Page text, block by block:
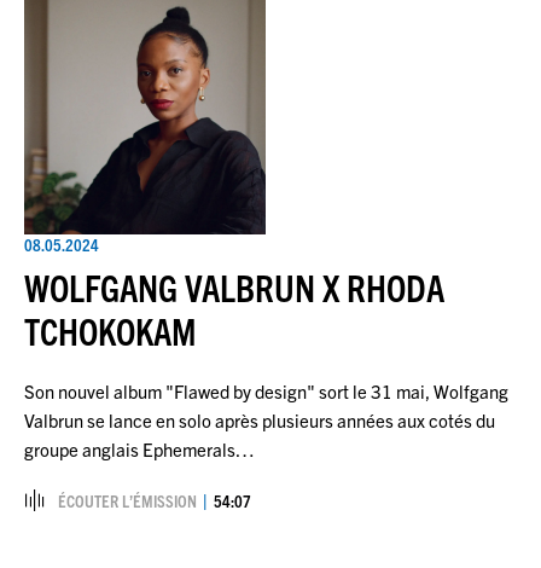
08.05.2024
WOLFGANG VALBRUN X RHODA
TCHOKOKAM
Son nouvel album "Flawed by design" sort le 31 mai, Wolfgang
Valbrun se lance en solo après plusieurs années aux cotés du
groupe anglais Ephemerals…
ÉCOUTER L’ÉMISSION 54:07